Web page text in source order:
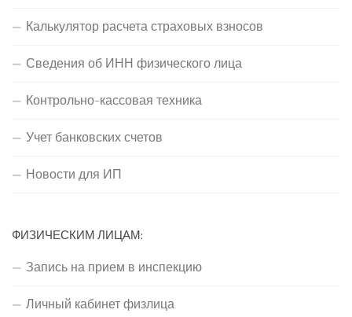
Калькулятор расчета страховых взносов
Сведения об ИНН физического лица
Контрольно-кассовая техника
Учет банковских счетов
Новости для ИП
ФИЗИЧЕСКИМ ЛИЦАМ:
Запись на прием в инспекцию
Личный кабинет физлица